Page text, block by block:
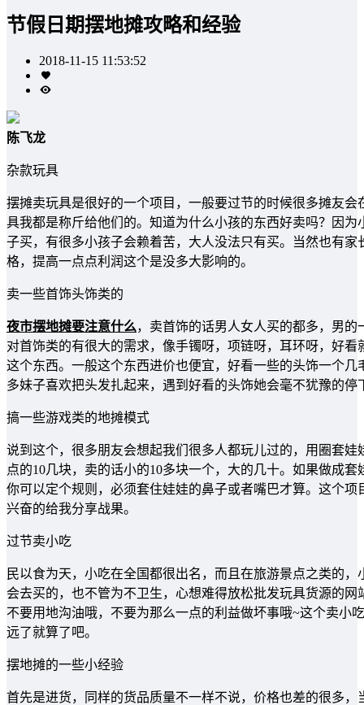
节假日期摆地摊攻略和经验
2018-11-15 11:53:52
陈飞龙
杂款玩具
摆摊卖玩具是很好的一个项目，一般要过节的时候很多摊友
具我都是称斤给他们的。知道为什么小孩的东西好卖吗？因
子买，有很多小孩子会赖着苦，大人没法只有买。当然也有
格，提高一点点利润这个是没多大影响的。
卖一些首饰头饰类的
夜市摆地摊要注意什么，卖首饰的话男人女人买的都多，男
对首饰类的有很大的需求，像手镯呀，项链呀，耳环呀，好
这个东西。一般这个东西进价也便宜，好看一些的头饰一个
多妹子喜欢把头发扎起来，遇到好看的头饰她会毫不犹豫的停
搞一些游戏类的地摊模式
说到这个，很多朋友会想起我们很多人都玩儿过的，用圈套
点的10几块，卖的话小的10多块一个，大的几十。如果做成
你可以定个规则，必须套住娃娃的鼻子或者嘴巴才算。这个
兴奋的给我分享战果。
过节卖小吃
民以食为天，小吃在全国都很出名，而且在旅游景点之类的
会去买的，也不管为不卫生，心想难得放松批发玩具货源的
不要用地沟油哦，不要为那么一点的利益做坏事哦~这个卖小
远了就算了吧。
摆地摊的一些小经验
首先是进货，同样的货品质量不一样不说，价格也差的很多